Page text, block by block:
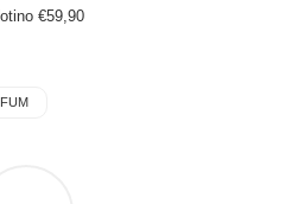
€59,90